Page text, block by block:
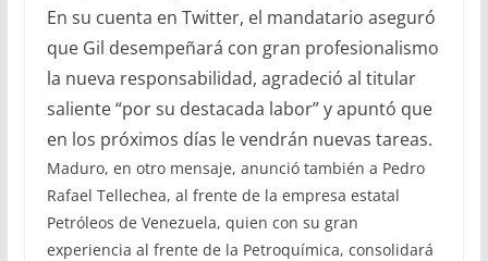
En su cuenta en Twitter, el mandatario aseguró
que Gil desempeñará con gran profesionalismo
la nueva responsabilidad, agradeció al titular
saliente “por su destacada labor” y apuntó que
en los próximos días le vendrán nuevas tareas.
Maduro, en otro mensaje, anunció también a Pedro
Rafael Tellechea, al frente de la empresa estatal
Petróleos de Venezuela, quien con su gran
experiencia al frente de la Petroquímica, consolidará